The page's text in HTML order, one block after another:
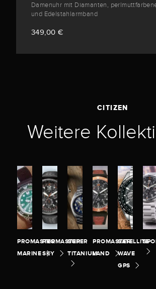
Damenuhr mit Diamanten,
und Edelstahlarmband
349,00 €
CITIZEN
Weitere
PROMASTER
MARINE
PROMASTER
SKY
SUPER
TITANIUM
PROMASTER
LAND
SATELLITE
WAVE
GPS